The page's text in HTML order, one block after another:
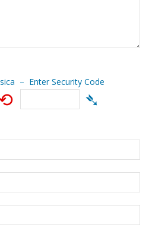
– Enter Security Code
➴